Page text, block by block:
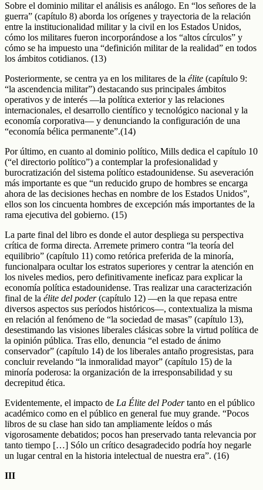
Sobre el dominio militar el análisis es análogo. En “los señores de la
guerra” (capítulo 8) aborda los orígenes y trayectoria de la relación
entre la institucionalidad militar y la civil en los Estados Unidos,
cómo los militares fueron incorporándose a los “altos círculos” y
cómo se ha impuesto una “definición militar de la realidad” en todos
los ámbitos cotidianos. (13)
Posteriormente, se centra ya en los militares de la élite (capítulo 9:
“la ascendencia militar”) destacando sus principales ámbitos
operativos y de interés —la política exterior y las relaciones
internacionales, el desarrollo científico y tecnológico nacional y la
economía corporativa— y denunciando la configuración de una
“economía bélica permanente”.(14)
Por último, en cuanto al dominio político, Mills dedica el capítulo 10
(“el directorio político”) a contemplar la profesionalidad y
burocratización del sistema político estadounidense. Su aseveración
más importante es que “un reducido grupo de hombres se encarga
ahora de las decisiones hechas en nombre de los Estados Unidos”,
ellos son los cincuenta hombres de excepción más importantes de la
rama ejecutiva del gobierno. (15)
La parte final del libro es donde el autor despliega su perspectiva
crítica de forma directa. Arremete primero contra “la teoría del
equilibrio” (capítulo 11) como retórica preferida de la minoría,
funcionalpara ocultar los estratos superiores y centrar la atención en
los niveles medios, pero definitivamente ineficaz para explicar la
economía política estadounidense. Tras realizar una caracterización
final de la élite del poder(capítulo 12) —en la que repasa entre
diversos aspectos sus períodos históricos—, contextualiza la misma
en relación al fenómeno de “la sociedad de masas” (capítulo 13),
desestimando las visiones liberales clásicas sobre la virtud política de
la opinión pública. Tras ello, denuncia “el estado de ánimo
conservador” (capítulo 14) de los liberales antaño progresistas, para
concluir revelando “la inmoralidad mayor” (capítulo 15) de la
minoría poderosa: la organización de la irresponsabilidad y su
decrepitud ética.
Evidentemente, el impacto de La Élite del Podertanto en el público
académico como en el público en general fue muy grande. “Pocos
libros de su clase han sido tan ampliamente leídos o más
vigorosamente debatidos; pocos han preservado tanta relevancia por
tanto tiempo […] Sólo un crítico desagradecido podría hoy negarle
un lugar central en la historia intelectual de nuestra era”. (16)
III